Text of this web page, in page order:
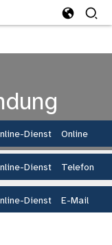
Online
Telefon
E-Mail
Wundauflage – 7,5 cm